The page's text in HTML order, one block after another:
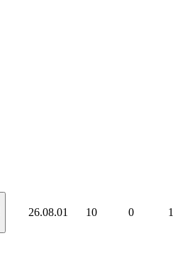
26.08.01 10 0 1